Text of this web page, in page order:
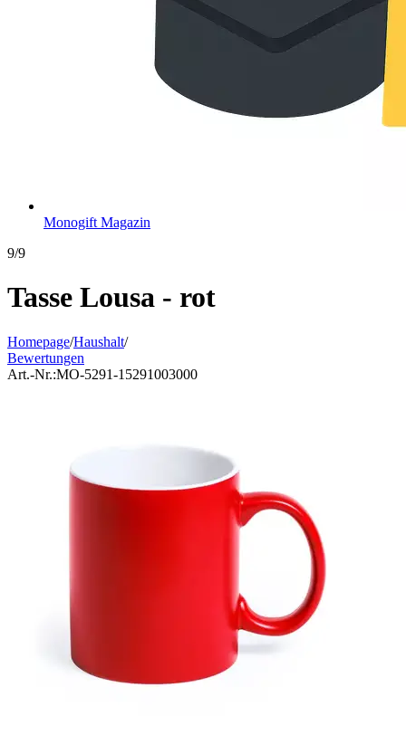
Monogift Magazin
9/9
Tasse Lousa - rot
Homepage/Haushalt/
Bewertungen
Art.-Nr.:MO-5291-15291003000